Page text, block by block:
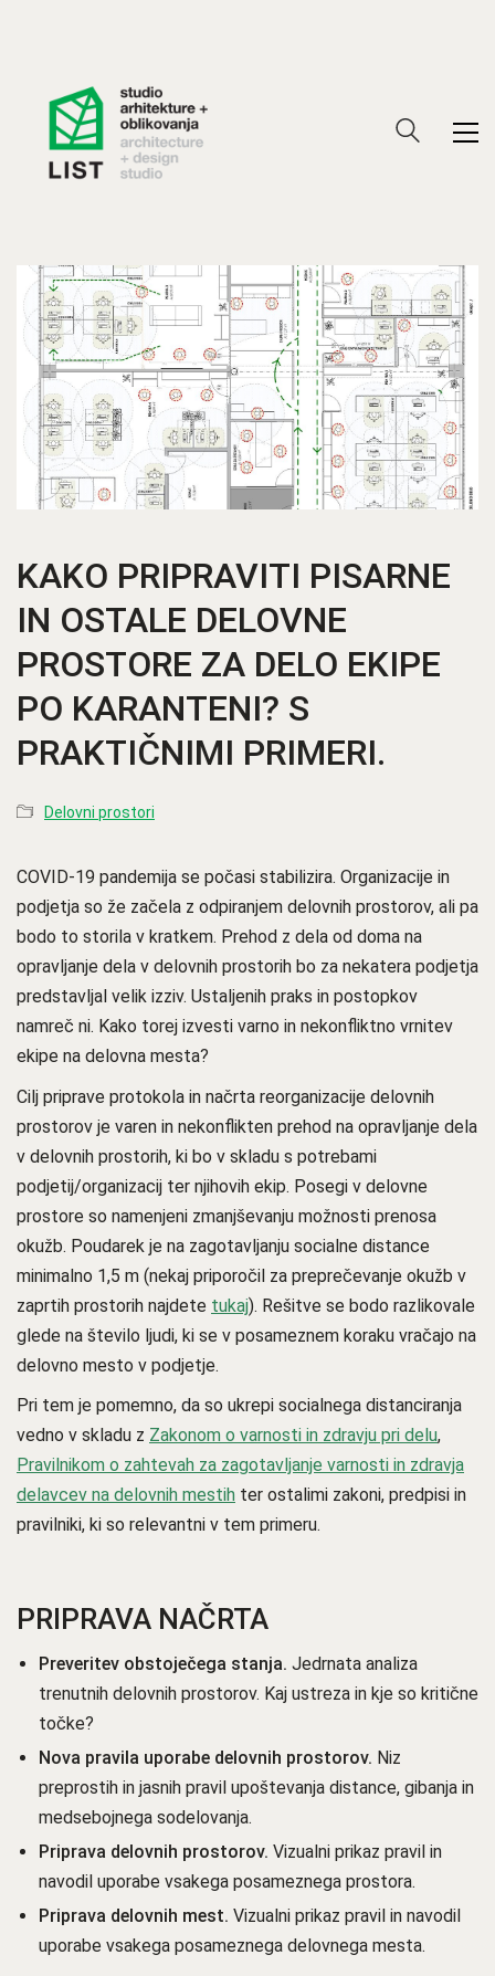
KAKO PRIPRAVITI PISARNE
IN OSTALE DELOVNE
PROSTORE ZA DELO EKIPE
PO KARANTENI? S
PRAKTIČNIMI PRIMERI.
Delovni prostori
COVID-19 pandemija se počasi stabilizira. Organizacije in
podjetja so že začela z odpiranjem delovnih prostorov, ali pa
bodo to storila v kratkem. Prehod z dela od doma na
opravljanje dela v delovnih prostorih bo za nekatera podjetja
predstavljal velik izziv. Ustaljenih praks in postopkov
namreč ni. Kako torej izvesti varno in nekonfliktno vrnitev
ekipe na delovna mesta?
Cilj priprave protokola in načrta reorganizacije delovnih
prostorov je varen in nekonflikten prehod na opravljanje dela
v delovnih prostorih, ki bo v skladu s potrebami
podjetij/organizacij ter njihovih ekip. Posegi v delovne
prostore so namenjeni zmanjševanju možnosti prenosa
okužb. Poudarek je na zagotavljanju socialne distance
minimalno 1,5 m (nekaj priporočil za preprečevanje okužb v
zaprtih prostorih najdete tukaj). Rešitve se bodo razlikovale
glede na število ljudi, ki se v posameznem koraku vračajo na
delovno mesto v podjetje.
Pri tem je pomemno, da so ukrepi socialnega distanciranja
vedno v skladu z Zakonom o varnosti in zdravju pri delu,
Pravilnikom o zahtevah za zagotavljanje varnosti in zdravja
delavcev na delovnih mestih ter ostalimi zakoni, predpisi in
pravilniki, ki so relevantni v tem primeru.
PRIPRAVA NAČRTA
Preveritev obstoječega stanja. Jedrnata analiza
trenutnih delovnih prostorov. Kaj ustreza in kje so kritične
točke?
Nova pravila uporabe delovnih prostorov. Niz
preprostih in jasnih pravil upoštevanja distance, gibanja in
medsebojnega sodelovanja.
Priprava delovnih prostorov. Vizualni prikaz pravil in
navodil uporabe vsakega posameznega prostora.
Priprava delovnih mest. Vizualni prikaz pravil in navodil
uporabe vsakega posameznega delovnega mesta.